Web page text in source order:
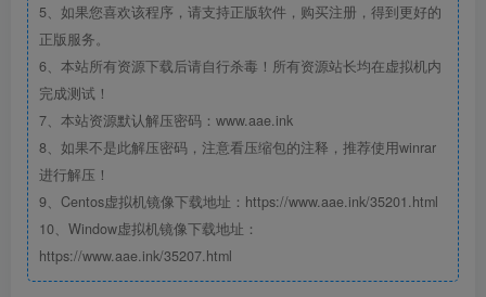
5、如果您喜欢该程序，请支持正版软件，购买注册，得到更好的
正版服务。
6、本站所有资源下载后请自行杀毒！所有资源站长均在虚拟机内
完成测试！
7、本站资源默认解压密码：www.aae.ink
8、如果不是此解压密码，注意看压缩包的注释，推荐使用winrar
进行解压！
9、Centos虚拟机镜像下载地址：https://www.aae.ink/35201.html
10、Window虚拟机镜像下载地址：
https://www.aae.ink/35207.html